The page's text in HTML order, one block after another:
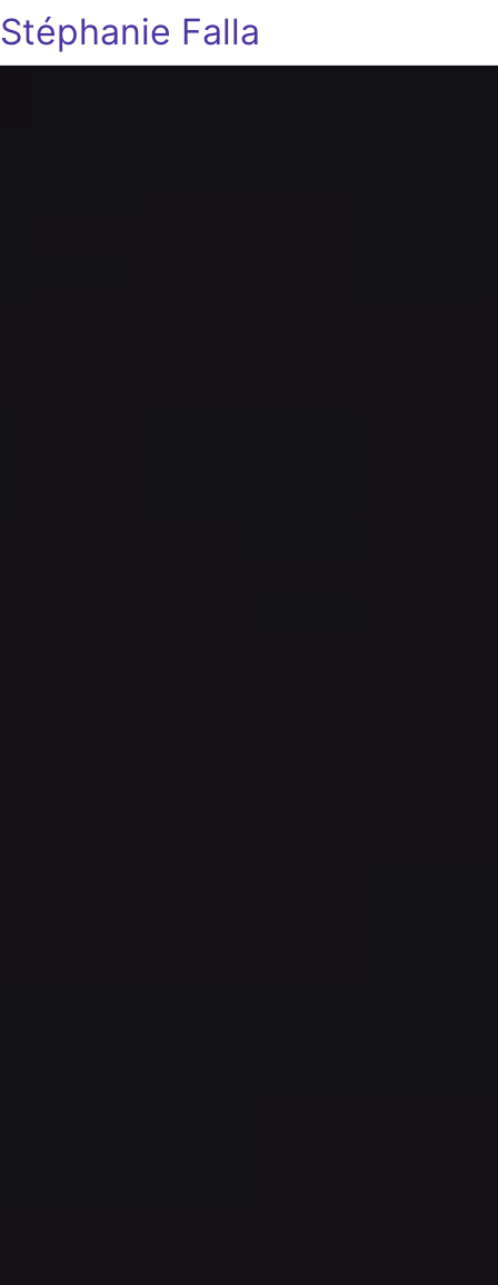
Stéphanie Falla